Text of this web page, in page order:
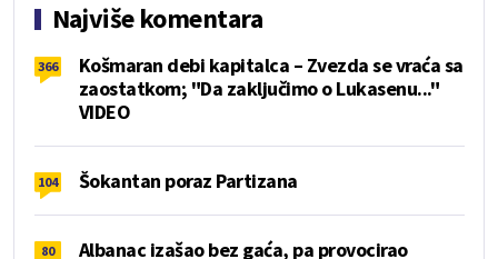
Najviše komentara
366
Košmaran debi kapitalca – Zvezda se vraća sa
zaostatkom; "Da zaključimo o Lukasenu..."
VIDEO
104 Šokantan poraz Partizana
80
Albanac izašao bez gaća, pa provocirao